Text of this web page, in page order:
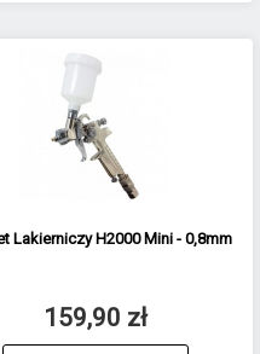
Lakierniczy H2000 Mini - 0,8mm
159,90 zł